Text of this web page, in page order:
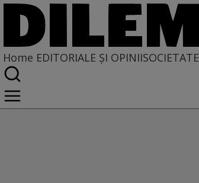
Home EDITORIALE ȘI OPINIISOCIETATE